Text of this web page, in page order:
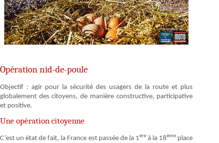
Opération nid-de-poule
Objectif : agir pour la sécurité des usagers de la route et plus
globalement des citoyens, de manière constructive, participative
et positive.
Une opération citoyenne
C’est un état de fait, la France est passée de la 1èreà la 18ème place